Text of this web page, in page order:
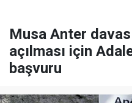
Musa Anter
açılması için
başvuru